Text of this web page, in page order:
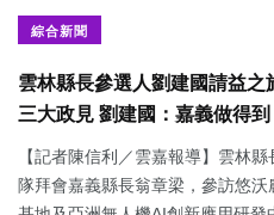
綜合新聞
雲林縣長參選人劉建國請益
三大政見 劉建國：嘉義做得到
【記者陳信利／雲嘉報導】雲林
隊拜會嘉義縣長翁章梁，參訪悠